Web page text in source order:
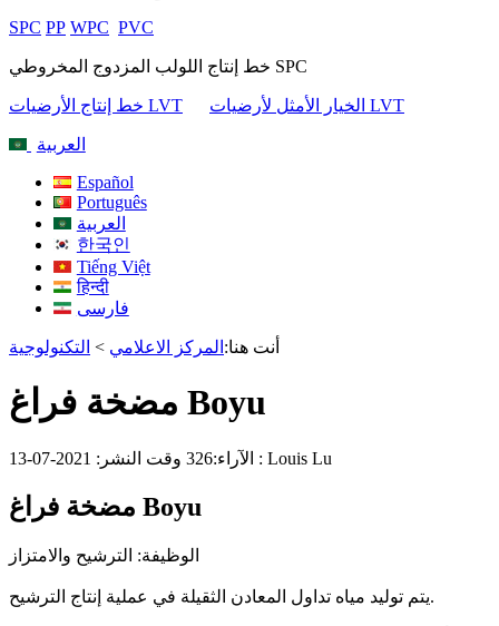
SPC PP WPC PVC
خط إنتاج اللولب المزدوج المخروطي SPC
خط إنتاج الأرضيات LVT الخيار الأمثل لأرضيات LVT
العربية
Español
Português
العربية
한국인
Tiếng Việt
हिन्दी
فارسی
أنت هنا: المركز الاعلامي > التكنولوجية
مضخة فراغ Boyu
الآراء:326 وقت النشر: 2021-07-13 : Louis Lu
مضخة فراغ Boyu
الوظيفة: الترشيح والامتزاز
يتم توليد مياه تداول المعادن الثقيلة في عملية إنتاج الترشيح.